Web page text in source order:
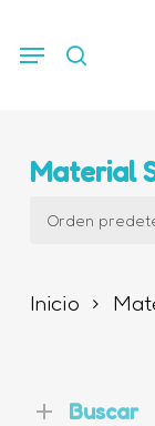
Menu
Material
Inicio
Buscar